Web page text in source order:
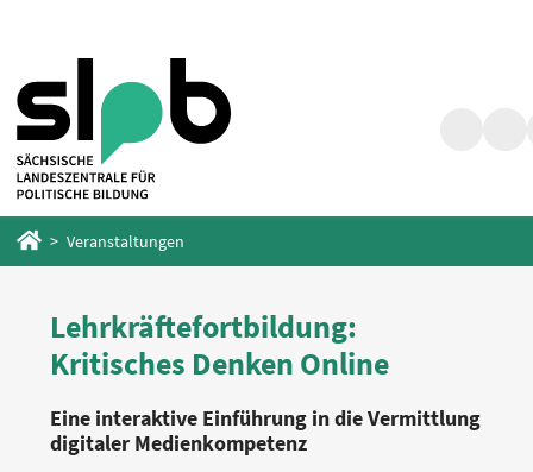
springen
springen
Startseite
Veranstaltungen
Lehrkräftefortbildung:
Kritisches Denken Online
Eine interaktive Einführung in die Vermittlung
digitaler Medienkompetenz